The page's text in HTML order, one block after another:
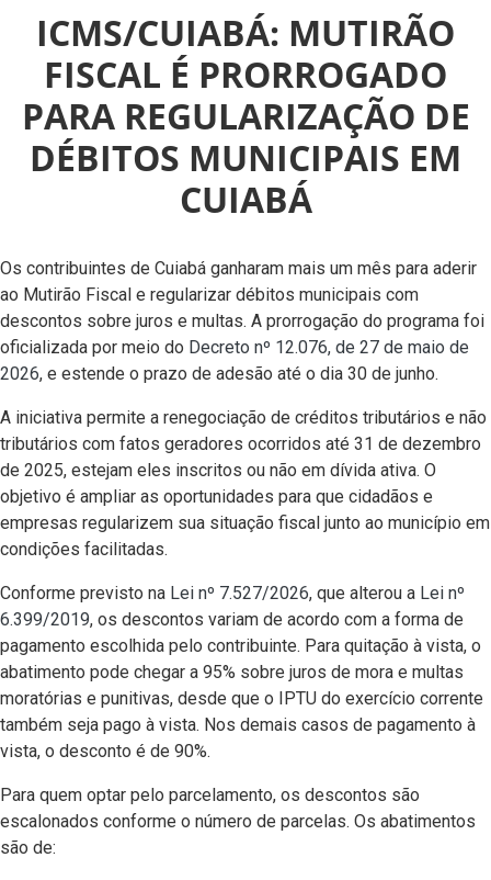
ICMS/CUIABÁ: MUTIRÃO
FISCAL É PRORROGADO
PARA REGULARIZAÇÃO DE
DÉBITOS MUNICIPAIS EM
CUIABÁ
Os contribuintes de Cuiabá ganharam mais um mês para aderir
ao Mutirão Fiscal e regularizar débitos municipais com
descontos sobre juros e multas. A prorrogação do programa foi
oficializada por meio do Decreto nº 12.076, de 27 de maio de
2026, e estende o prazo de adesão até o dia 30 de junho.
A iniciativa permite a renegociação de créditos tributários e não
tributários com fatos geradores ocorridos até 31 de dezembro
de 2025, estejam eles inscritos ou não em dívida ativa. O
objetivo é ampliar as oportunidades para que cidadãos e
empresas regularizem sua situação fiscal junto ao município em
condições facilitadas.
Conforme previsto na Lei nº 7.527/2026, que alterou a Lei nº
6.399/2019, os descontos variam de acordo com a forma de
pagamento escolhida pelo contribuinte. Para quitação à vista, o
abatimento pode chegar a 95% sobre juros de mora e multas
moratórias e punitivas, desde que o IPTU do exercício corrente
também seja pago à vista. Nos demais casos de pagamento à
vista, o desconto é de 90%.
Para quem optar pelo parcelamento, os descontos são
escalonados conforme o número de parcelas. Os abatimentos
são de: